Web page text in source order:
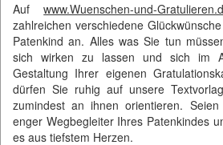
Aufwww.Wuenschen-und-
zahlreichen verschiedene
Patenkind an. Alles was Sie tun
sich wirken zu lassen und sich im
Gestaltung Ihrer eigenen
dürfen Sie ruhig auf unsere
zumindest an ihnen orientieren.
enger Wegbegleiter Ihres Patenkindes
es aus tiefstem Herzen.